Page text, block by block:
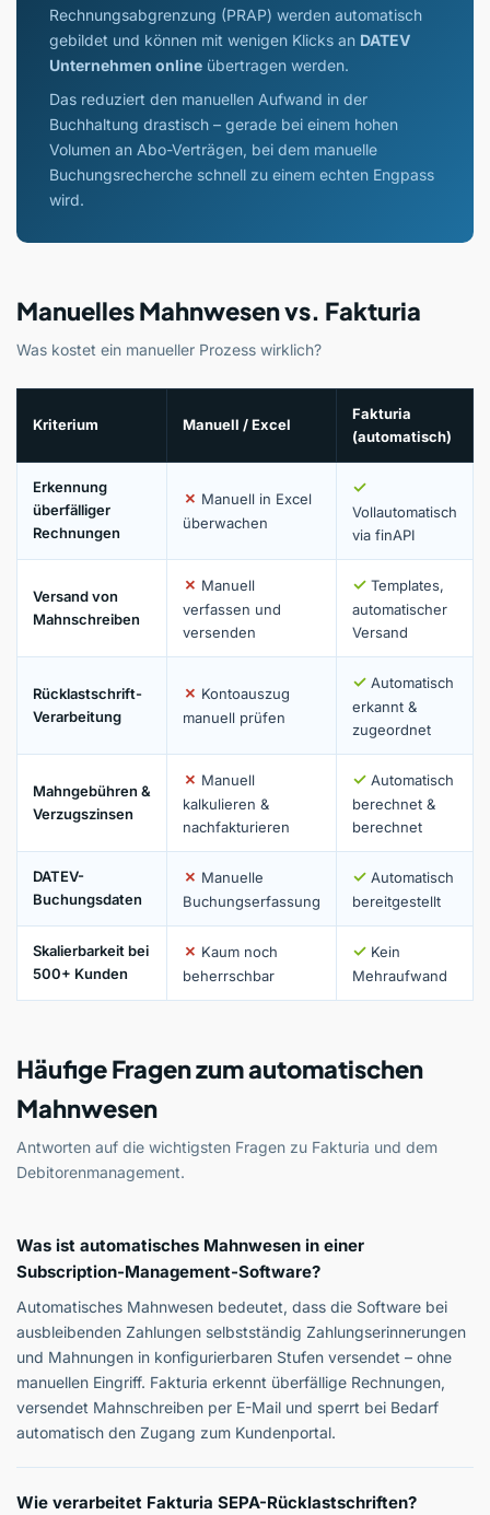
Rechnungsabgrenzung (PRAP) werden automatisch
gebildet und können mit wenigen Klicks an DATEV
Unternehmen online übertragen werden.
Das reduziert den manuellen Aufwand in der
Buchhaltung drastisch – gerade bei einem hohen
Volumen an Abo-Verträgen, bei dem manuelle
Buchungsrecherche schnell zu einem echten Engpass
wird.
Manuelles Mahnwesen vs. Fakturia
Was kostet ein manueller Prozess wirklich?
Kriterium Manuell / Excel
Fakturia
(automatisch)
Erkennung
überfälliger
Rechnungen
✗ Manuell in Excel
überwachen
✓
Vollautomatisch
via finAPI
Versand von
Mahnschreiben
✗ Manuell
verfassen und
versenden
✓ Templates,
automatischer
Versand
Rücklastschrift-
Verarbeitung
✗ Kontoauszug
manuell prüfen
✓ Automatisch
erkannt &
zugeordnet
Mahngebühren &
Verzugszinsen
✗ Manuell
kalkulieren &
nachfakturieren
✓ Automatisch
berechnet &
berechnet
DATEV-
Buchungsdaten
✗ Manuelle
Buchungserfassung
✓ Automatisch
bereitgestellt
Skalierbarkeit bei
500+ Kunden
✗ Kaum noch
beherrschbar
✓ Kein
Mehraufwand
Häufige Fragen zum automatischen
Mahnwesen
Antworten auf die wichtigsten Fragen zu Fakturia und dem
Debitorenmanagement.
Was ist automatisches Mahnwesen in einer
Subscription-Management-Software?
Automatisches Mahnwesen bedeutet, dass die Software bei
ausbleibenden Zahlungen selbstständig Zahlungserinnerungen
und Mahnungen in konfigurierbaren Stufen versendet – ohne
manuellen Eingriff. Fakturia erkennt überfällige Rechnungen,
versendet Mahnschreiben per E-Mail und sperrt bei Bedarf
automatisch den Zugang zum Kundenportal.
Wie verarbeitet Fakturia SEPA-Rücklastschriften?